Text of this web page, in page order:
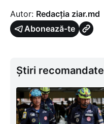
Autor: Redacția ziar.md
Abonează-te
Știri recomandate